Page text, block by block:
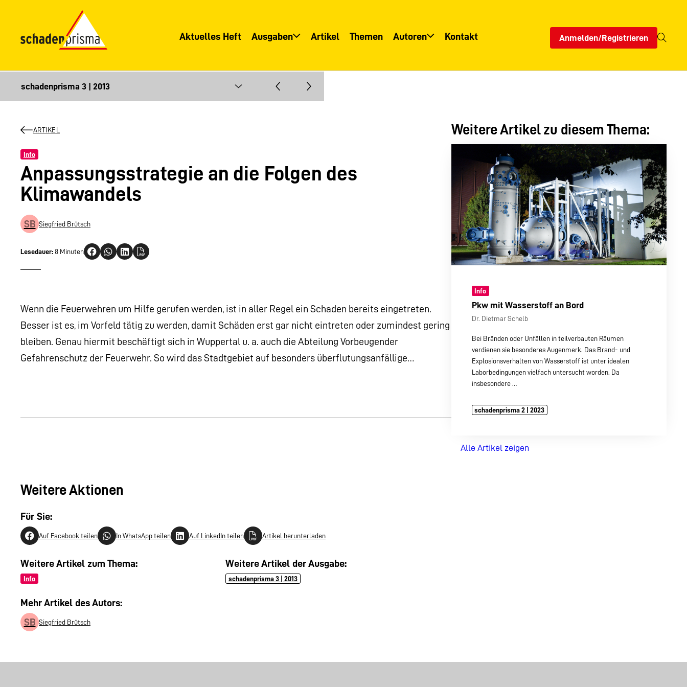
Aktuelles Heft Ausgaben
Informationsservice
Artikel Themen Autoren Kontakt Anmelden/Registrieren
ARTIKEL
Info
Anpassungsstrategie an die Folgen des
Klimawandels
SB Siegfried Brütsch
Lesedauer: 8 Minuten
Wenn die Feuerwehren um Hilfe gerufen werden, ist in aller Regel ein Schaden bereits eingetreten.
Besser ist es, im Vorfeld tätig zu werden, damit Schäden erst gar nicht eintreten oder zumindest gering
bleiben. Genau hiermit beschäftigt sich in Wuppertal u. a. auch die Abteilung Vorbeugender
Gefahrenschutz der Feuerwehr. So wird das Stadtgebiet auf besonders überflutungsanfällige…
Weitere Aktionen
Für Sie:
Auf Facebook teilen In WhatsApp teilen Auf LinkedIn teilen Artikel herunterladen
Weitere Artikel zum Thema:
Info
Weitere Artikel der Ausgabe:
schadenprisma 3 | 2013
Mehr Artikel des Autors:
SB Siegfried Brütsch
Weitere Artikel zu diesem Thema:
Info
Pkw mit Wasserstoff an Bord
Dr. Dietmar Schelb
Bei Bränden oder Unfällen in teilverbauten Räumen
verdienen sie besonderes Augenmerk. Das Brand- und
Explosionsverhalten von Wasserstoff ist unter idealen
Laborbedingungen vielfach untersucht worden. Da
insbesondere
schadenprisma 2 | 2023
Alle Artikel zeigen